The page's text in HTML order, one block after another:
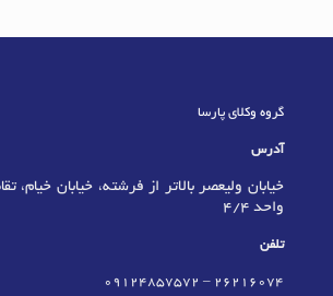
گروه وکلای پارسا
آدرس
واحد 4/4
تلفن
٢٦٢١٦٠٧٤ –
09124857572